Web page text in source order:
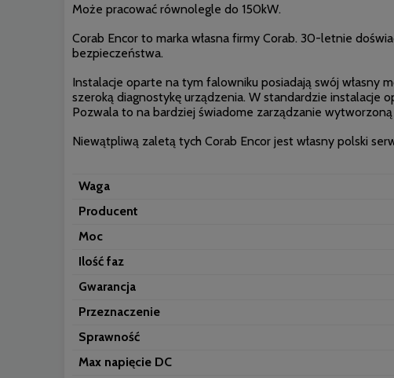
Może pracować równolegle do 150kW.
Corab Encor to marka własna firmy Corab. 30-letnie
bezpieczeństwa.
Instalacje oparte na tym falowniku posiadają swój własny
szeroką diagnostykę urządzenia. W standardzie instalacje
Pozwala to na bardziej świadome zarządzanie wytworzoną
Niewątpliwą zaletą tych Corab Encor jest własny polski
Waga
Producent
Moc
Ilość faz
Gwarancja
Przeznaczenie
Sprawność
Max napięcie DC